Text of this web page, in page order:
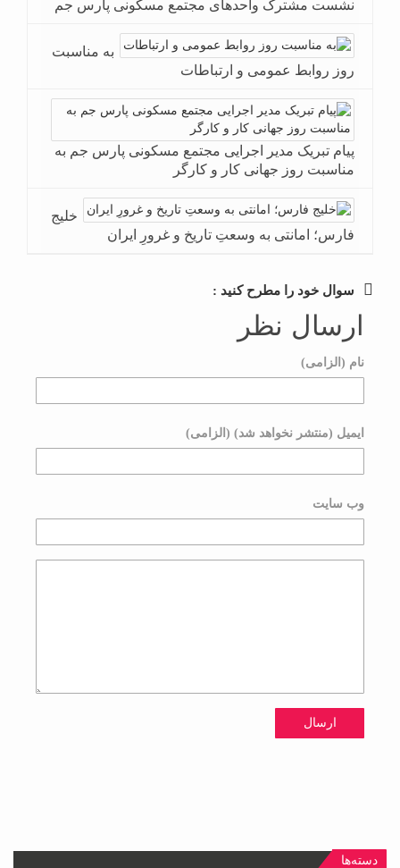
نشست مشترک واحدهای مجتمع مسکونی پارس جم
به مناسبت
روز روابط عمومی و ارتباطات
پیام تبریک مدیر اجرایی مجتمع مسکونی پارس جم به
مناسبت روز جهانی کار و کارگر
خلیج
فارس؛ امانتی به وسعتِ تاریخ و غرورِ ایران
سوال خود را مطرح کنید :
ارسال نظر
نام (الزامی)
ایمیل (منتشر نخواهد شد) (الزامی)
وب سایت
دسته‌ها